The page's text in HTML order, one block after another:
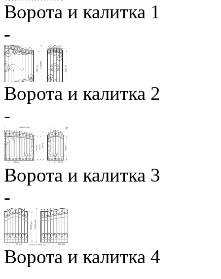
Ворота и калитка 1
-
Ворота и калитка 2
-
Ворота и калитка 3
-
Ворота и калитка 4